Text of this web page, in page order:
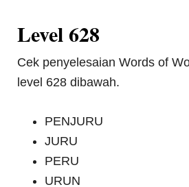
Level 628
Cek penyelesaian Words of
level 628 dibawah.
PENJURU
JURU
PERU
URUN